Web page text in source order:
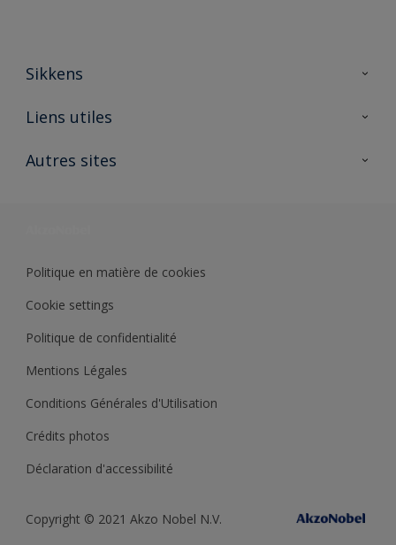
Sikkens
A propos de Sikkens
Liens utiles
Ouvrir un magasin PASS
Autres sites
Politique en matière de cookies
Cookie settings
Politique de confidentialité
Mentions Légales
Conditions Générales d'Utilisation
Crédits photos
Déclaration d'accessibilité
Copyright © 2021 Akzo Nobel N.V.